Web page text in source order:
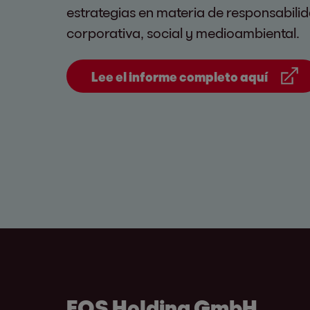
estrategias en materia de
corporativa, social y medioambiental.
Lee el informe completo aquí